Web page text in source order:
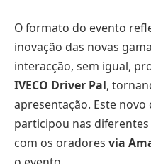
O formato do evento
inovação das novas
interacção, sem igual,
IVECO Driver Pal,
apresentação. Este
participou nas
com os oradores via